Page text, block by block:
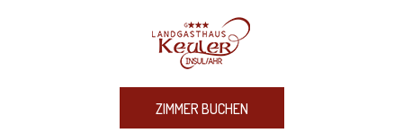
ZIMMER BUCHEN